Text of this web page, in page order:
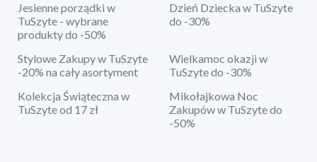
Jesienne porządki w
TuSzyte - wybrane
produkty do -50%
Dzień Dziecka w TuSzyte
do -30%
Stylowe Zakupy w TuSzyte
-20% na cały asortyment
Wielkamoc okazji w
TuSzyte do -30%
Kolekcja Świąteczna w
TuSzyte od 17 zł
Mikołajkowa Noc
Zakupów w TuSzyte do
-50%